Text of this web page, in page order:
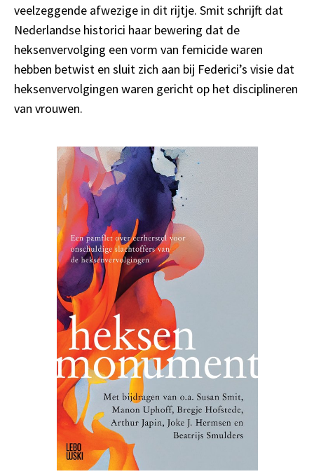
veelzeggende afwezige in dit rijtje. Smit schrijft dat
Nederlandse historici haar bewering dat de
heksenvervolging een vorm van femicide waren
hebben betwist en sluit zich aan bij Federici’s visie dat
heksenvervolgingen waren gericht op het disciplineren
van vrouwen.